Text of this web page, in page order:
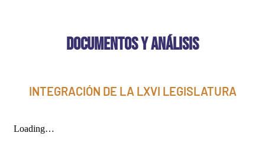
DOCUMENTOS Y ANÁLISIS
INTEGRACIÓN DE LA LXVI LEGISLATURA